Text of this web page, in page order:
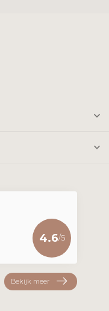
4.6/5
Bekijk meer